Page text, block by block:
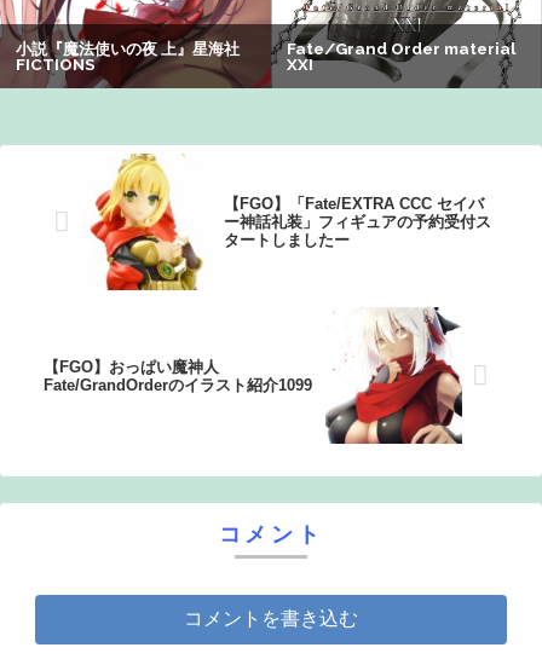
ウンスが流れ大騒ぎwwwwwwwww
可愛すぎるおむすび屋さん（28）、新店舗に4000万円クラ
【謎】アキバが夜のお店だらけになってしまった理由、誰
にも分からないｗｗｗｗ：26/08/08のニュース
【FGO】「Fate/EXTRA CCC セイバ
ー神話礼装」フィギュアの予約受付ス
タートしましたー
【FGO】おっぱい魔神人
Fate/GrandOrderのイラスト紹介1099
コメント
コメントを書き込む